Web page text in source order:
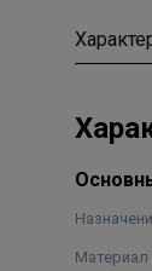
Материал